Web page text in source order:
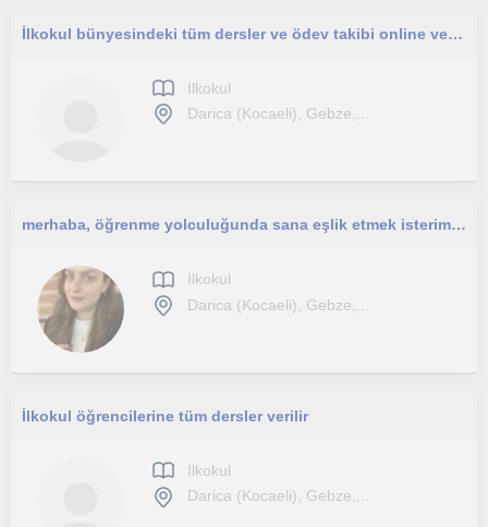
İlkokul bünyesindeki tüm dersler ve ödev takibi online ve yüz yüze
Ilkokul
Darica (Kocaeli), Gebze,...
merhaba, öğrenme yolculuğunda sana eşlik etmek isterim. Yeni bir şeyler deneyelim mi?
Ilkokul
Darica (Kocaeli), Gebze,...
İlkokul öğrencilerine tüm dersler verilir
Ilkokul
Darica (Kocaeli), Gebze,...